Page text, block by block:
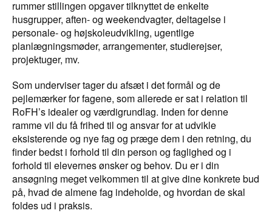
rummer stillingen opgaver tilknyttet de enkelte
husgrupper, aften- og weekendvagter, deltagelse i
personale- og højskoleudvikling, ugentlige
planlægningsmøder, arrangementer, studierejser,
projektuger, mv.
Som underviser tager du afsæt i det formål og de
pejlemærker for fagene, som allerede er sat i relation til
RoFH’s idealer og værdigrundlag. Inden for denne
ramme vil du få frihed til og ansvar for at udvikle
eksisterende og nye fag og præge dem i den retning, du
finder bedst i forhold til din person og faglighed og i
forhold til elevernes ønsker og behov. Du er i din
ansøgning meget velkommen til at give dine konkrete bud
på, hvad de almene fag indeholde, og hvordan de skal
foldes ud i praksis.